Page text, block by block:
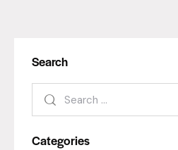
Search
Categories